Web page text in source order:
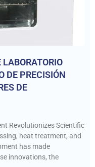
LABORATORIO
DE PRECISIÓN
DE
Revolutionizes Scientific
heat treatment, and
has made
innovations, the